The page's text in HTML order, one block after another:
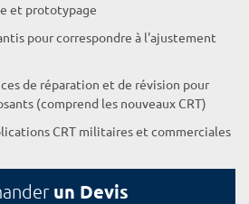
et prototypage
pour correspondre à l'ajustement
de réparation et de révision pour
(comprend les nouveaux CRT)
CRT militaires et commerciales
un Devis